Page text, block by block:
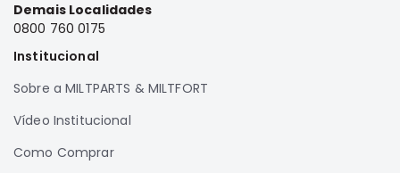
FORD
Demais Localidades
0800 760 0175
Institucional
Sobre a MILTPARTS & MILTFORT
Vídeo Institucional
Como Comprar